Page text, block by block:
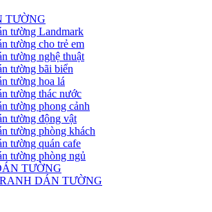
TƯỜNG
tường Landmark
tường cho trẻ em
tường nghệ thuật
tường bãi biển
tường hoa lá
tường thác nước
tường phong cảnh
tường động vật
tường phòng khách
tường quán cafe
tường phòng ngủ
TƯỜNG
DÁN TƯỜNG